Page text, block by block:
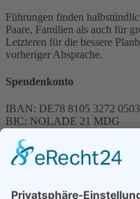
Führungen finden
Paare, Familien als auch für
Letzteren für die bessere
vorheriger Absprache.
Spendenkonto
IBAN: DE78 8105 3272
BIC: NOLADE 21 MDG
Spenden können steuerlich